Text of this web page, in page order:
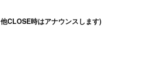
CLOSE時はアナウンスします)